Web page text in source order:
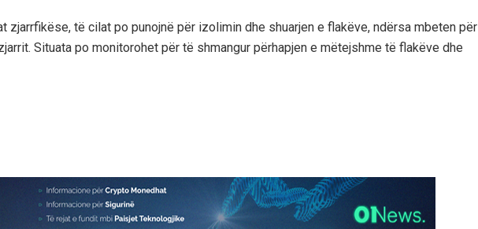
zjarrfikëse, të cilat po punojnë për izolimin dhe shuarjen e flakëve, ndërsa mbeten për
Situata po monitorohet për të shmangur përhapjen e mëtejshme të flakëve dhe